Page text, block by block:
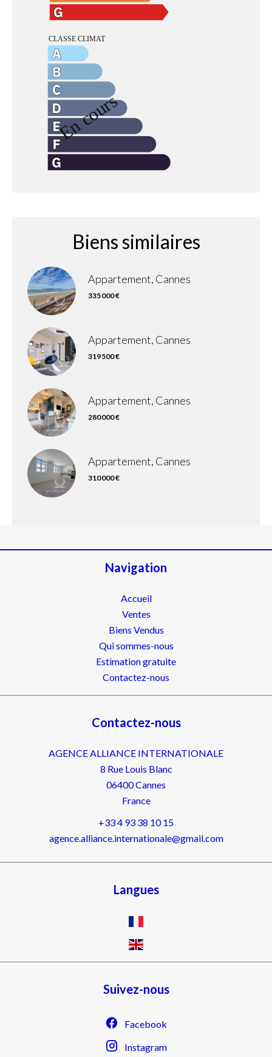
Biens similaires
Appartement, Cannes
335 000 €
Appartement, Cannes
319 500 €
Appartement, Cannes
280 000 €
Appartement, Cannes
310 000 €
Navigation
Accueil
Ventes
Biens Vendus
Qui sommes-nous
Estimation gratuite
Contactez-nous
Contactez-nous
AGENCE ALLIANCE INTERNATIONALE
8 Rue Louis Blanc
06400Cannes
France
+33 4 93 38 10 15
agence.alliance.internationale@gmail.com
Langues
Suivez-nous
Facebook
Instagram